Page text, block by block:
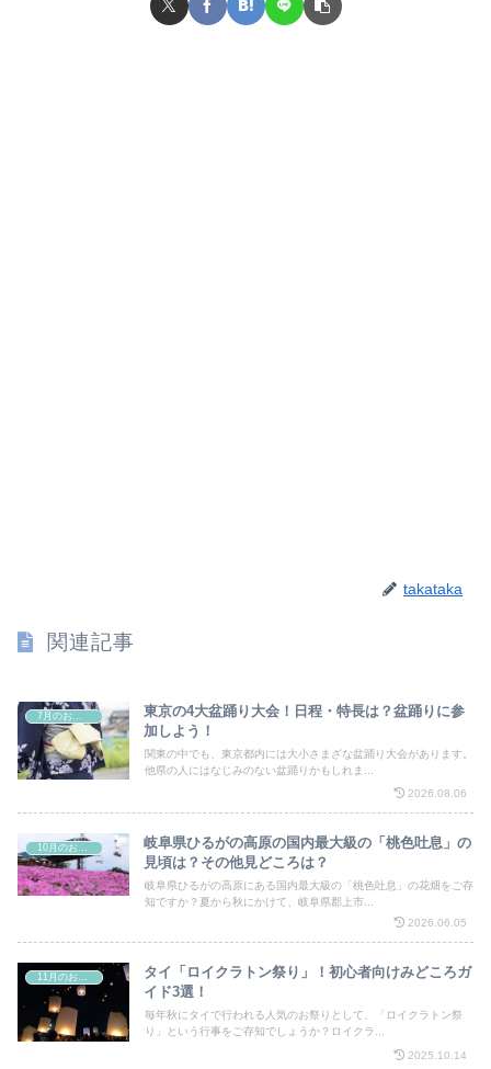
takataka
関連記事
東京の4大盆踊り大会！日程・特長は？盆踊りに参
加しよう！
関東の中でも、東京都内には大小さまざな盆踊り大会があります。
他県の人にはなじみのない盆踊りかもしれま...
2026.08.06
10月のお祭り
岐阜県ひるがの高原の国内最大級の「桃色吐息」の
見頃は？その他見どころは？
岐阜県ひるがの高原にある国内最大級の「桃色吐息」の花畑をご存
知ですか？夏から秋にかけて、岐阜県郡上市...
2026.06.05
11月のお祭り
タイ「ロイクラトン祭り」！初心者向けみどころガ
イド3選！
毎年秋にタイで行われる人気のお祭りとして、「ロイクラトン祭
り」という行事をご存知でしょうか？ロイクラ...
2025.10.14